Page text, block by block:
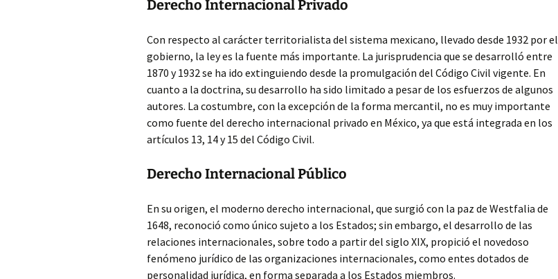
Derecho Internacional Privado
Con respecto al carácter territorialista del sistema mexicano, llevado desde 1932 por el
gobierno, la ley es la fuente más importante. La jurisprudencia que se desarrolló entre
1870 y 1932 se ha ido extinguiendo desde la promulgación del Código Civil vigente. En
cuanto a la doctrina, su desarrollo ha sido limitado a pesar de los esfuerzos de algunos
autores. La costumbre, con la excepción de la forma mercantil, no es muy importante
como fuente del derecho internacional privado en México, ya que está integrada en los
artículos 13, 14 y 15 del Código Civil.
Derecho Internacional Público
En su origen, el moderno derecho internacional, que surgió con la paz de Westfalia de
1648, reconoció como único sujeto a los Estados; sin embargo, el desarrollo de las
relaciones internacionales, sobre todo a partir del siglo XIX, propició el novedoso
fenómeno jurídico de las organizaciones internacionales, como entes dotados de
personalidad jurídica, en forma separada a los Estados miembros.